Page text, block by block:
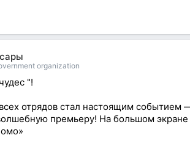
organization
"!
отрядов стал настоящим
премьеру! На большом